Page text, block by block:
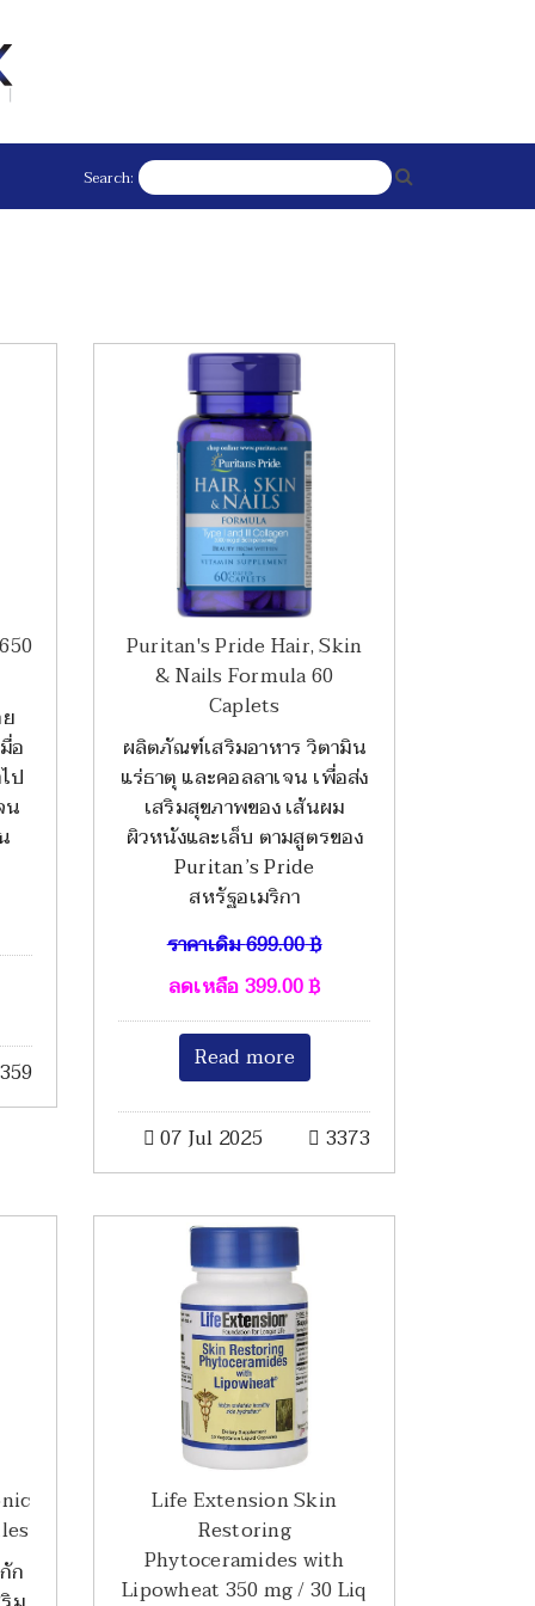
Search:
อ
ป
น
Puritan's Pride Hair, Skin
& Nails Formula 60
Caplets
ผลิตภัณฑ์เสริมอาหาร วิตามิน
แร่ธาตุ และคอลลาเจน เพื่อส่ง
เสริมสุขภาพของ เส้นผม
ผิวหนังและเล็บ ตามสูตรของ
Puritan’s Pride
สหรัฐอเมริกา
ราคาเดิม699.00฿
ลดเหลือ399.00฿
Read more
07 Jul 2025 3373
ก
Life Extension Skin
Restoring
Phytoceramides with
Lipowheat 350 mg / 30 Liq